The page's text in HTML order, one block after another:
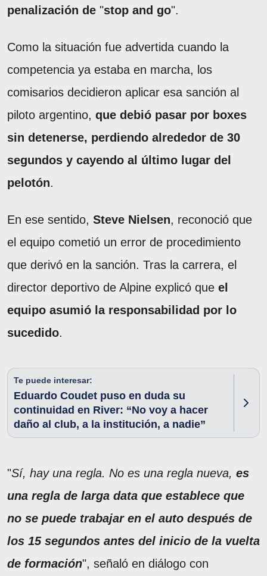
penalización de "stop and go".
Como la situación fue advertida cuando la
competencia ya estaba en marcha, los
comisarios decidieron aplicar esa sanción al
piloto argentino, que debió pasar por boxes
sin detenerse, perdiendo alrededor de 30
segundos y cayendo al último lugar del
pelotón.
En ese sentido, Steve Nielsen, reconoció que
el equipo cometió un error de procedimiento
que derivó en la sanción. Tras la carrera, el
director deportivo de Alpine explicó que el
equipo asumió la responsabilidad por lo
sucedido.
Te puede interesar:
Eduardo Coudet puso en duda su
continuidad en River: “No voy a hacer
daño al club, a la institución, a nadie”
"Sí, hay una regla. No es una regla nueva, es
una regla de larga data que establece que
no se puede trabajar en el auto después de
los 15 segundos antes del inicio de la vuelta
de formación", señaló en diálogo con